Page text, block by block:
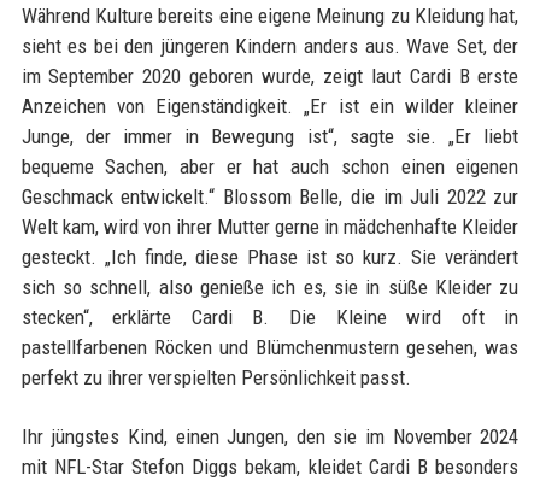
Während Kulture bereits eine eigene Meinung zu Kleidung hat,
sieht es bei den jüngeren Kindern anders aus. Wave Set, der
im September 2020 geboren wurde, zeigt laut Cardi B erste
Anzeichen von Eigenständigkeit. „Er ist ein wilder kleiner
Junge, der immer in Bewegung ist“, sagte sie. „Er liebt
bequeme Sachen, aber er hat auch schon einen eigenen
Geschmack entwickelt.“ Blossom Belle, die im Juli 2022 zur
Welt kam, wird von ihrer Mutter gerne in mädchenhafte Kleider
gesteckt. „Ich finde, diese Phase ist so kurz. Sie verändert
sich so schnell, also genieße ich es, sie in süße Kleider zu
stecken“, erklärte Cardi B. Die Kleine wird oft in
pastellfarbenen Röcken und Blümchenmustern gesehen, was
perfekt zu ihrer verspielten Persönlichkeit passt.
Ihr jüngstes Kind, einen Jungen, den sie im November 2024
mit NFL-Star Stefon Diggs bekam, kleidet Cardi B besonders